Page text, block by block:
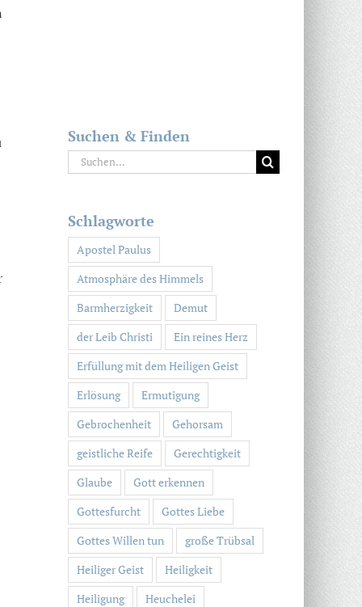
Suchen & Finden
Suche
nach:
Schlagworte
Apostel Paulus
Atmosphäre des Himmels
Barmherzigkeit
Demut
der Leib Christi
Ein reines Herz
Erfüllung mit dem Heiligen Geist
Erlösung
Ermutigung
Gebrochenheit
Gehorsam
geistliche Reife
Gerechtigkeit
Glaube
Gott erkennen
Gottesfurcht
Gottes Liebe
Gottes Willen tun
große Trübsal
Heiliger Geist
Heiligkeit
Heiligung
Heuchelei